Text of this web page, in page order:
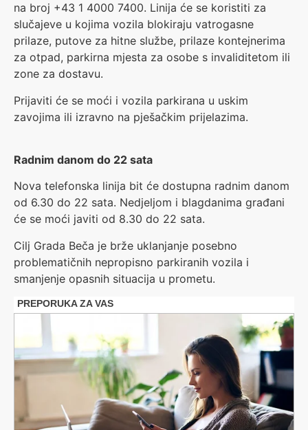
na broj +43 1 4000 7400. Linija će se koristiti za
slučajeve u kojima vozila blokiraju vatrogasne
prilaze, putove za hitne službe, prilaze kontejnerima
za otpad, parkirna mjesta za osobe s invaliditetom ili
zone za dostavu.
Prijaviti će se moći i vozila parkirana u uskim
zavojima ili izravno na pješačkim prijelazima.
Radnim danom do 22 sata
Nova telefonska linija bit će dostupna radnim danom
od 6.30 do 22 sata. Nedjeljom i blagdanima građani
će se moći javiti od 8.30 do 22 sata.
Cilj Grada Beča je brže uklanjanje posebno
problematičnih nepropisno parkiranih vozila i
smanjenje opasnih situacija u prometu.